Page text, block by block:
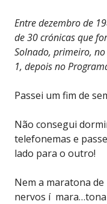
Entre dezembro de
de 30 crónicas que
Solnado, primeiro,
1, depois no
Passei um fim de
Não consegui
telefonemas e
lado para o outro!
Nem a maratona
nervos í mara…tona